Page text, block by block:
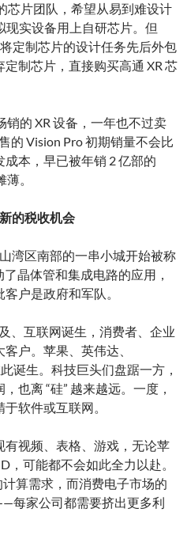
芯片团队，希望从易到难设计
现实设备用上自研芯片。但
定制芯片的设计任务先后外包
制芯片，直接购买高通 XR 芯
销的 XR 设备，一年也不过卖
的 Vision Pro 初期销量不会比
本，早已被年销 2 亿部的
。
的税收机会
湾区南部的一串小城开始被称
晶体管和集成电路的应用，
户是政府和军队。
、互联网诞生，消费者、企业
户。苹果、英伟达、
诞生。科技巨头们盘踞一方，
也离 “硅” 越来越远。一度，
软件或互联网。
视频、表格、游戏，无论苹
可能都不会如此全力以赴。
算需求，而消费电子市场的
每家公司都需要挤出更多利